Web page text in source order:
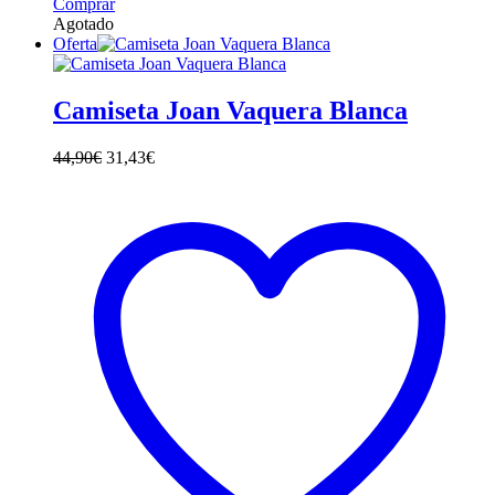
Comprar
tiene
múltiples
opciones
pueden
página
de
producto
Agotado
Oferta
Camiseta Joan Vaquera Blanca
44,90€ 31,43€